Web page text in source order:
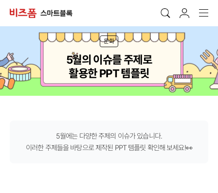
문화
5월의 이슈를 주제로
활용한 PPT 템플릿
5월에는 다양한 주제의 이슈가 있습니다.
이러한 주제들을 바탕으로 제작된 PPT 템플릿 확인해 보세요!👀